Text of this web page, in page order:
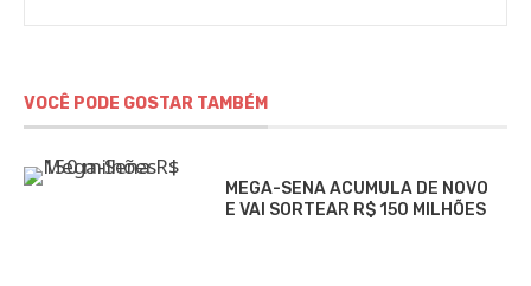
VOCÊ PODE GOSTAR TAMBÉM
MEGA-SENA ACUMULA DE NOVO
E VAI SORTEAR R$ 150 MILHÕES